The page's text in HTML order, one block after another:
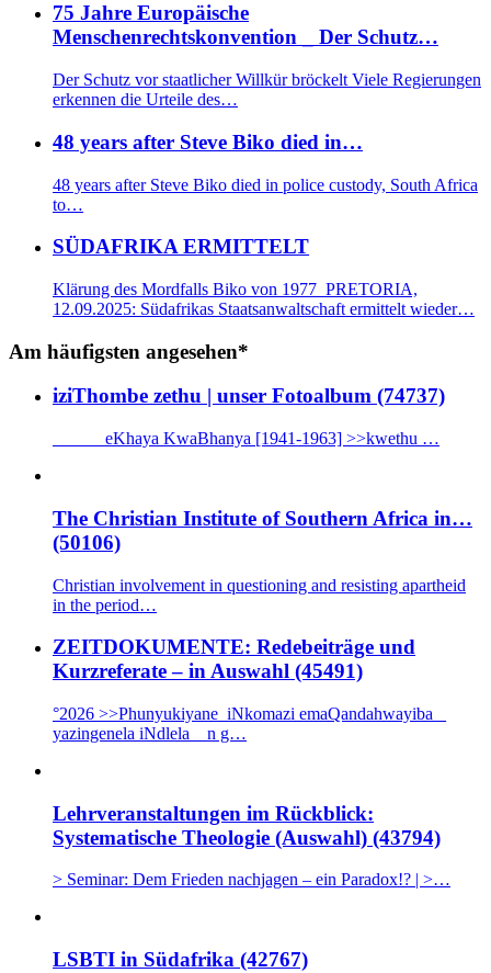
75 Jahre Europäische
Menschenrechtskonvention _ Der Schutz…
Der Schutz vor staatlicher Willkür bröckelt Viele Regierungen
erkennen die Urteile des…
48 years after Steve Biko died in…
48 years after Steve Biko died in police custody, South Africa
to…
SÜDAFRIKA ERMITTELT
Klärung des Mordfalls Biko von 1977 PRETORIA,
12.09.2025: Südafrikas Staatsanwaltschaft ermittelt wieder…
Am häufigsten angesehen*
iziThombe zethu | unser Fotoalbum (74737)
eKhaya KwaBhanya [1941-1963] >>kwethu …
The Christian Institute of Southern Africa in…
(50106)
Christian involvement in questioning and resisting apartheid
in the period…
ZEITDOKUMENTE: Redebeiträge und
Kurzreferate – in Auswahl (45491)
°2026 >>Phunyukiyane iNkomazi emaQandahwayiba _
yazingenela iNdlela n g…
Lehrveranstaltungen im Rückblick:
Systematische Theologie (Auswahl) (43794)
> Seminar: Dem Frieden nachjagen – ein Paradox!? | >…
LSBTI in Südafrika (42767)